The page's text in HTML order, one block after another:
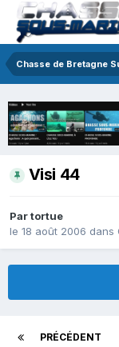
Chasse de Bretagne
Visi 44
Partortue
le 18 août 2006 dans
PRÉCÉDENT